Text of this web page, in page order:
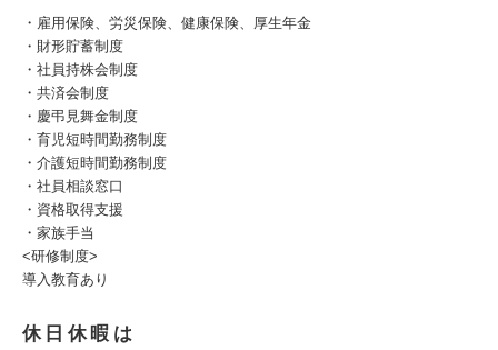
・雇用保険、労災保険、健康保険、厚生年金
・財形貯蓄制度
・社員持株会制度
・共済会制度
・慶弔見舞金制度
・育児短時間勤務制度
・介護短時間勤務制度
・社員相談窓口
・資格取得支援
・家族手当
<研修制度>
導入教育あり
休日休暇は